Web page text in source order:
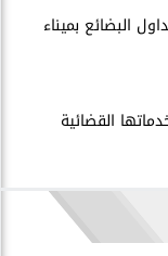
البضائع بميناء
القضائية